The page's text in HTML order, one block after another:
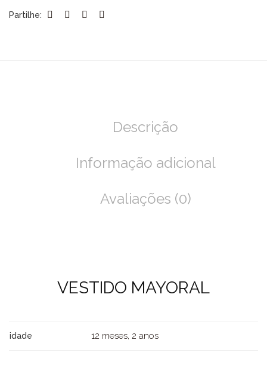
Partilhe:
Descrição
Informação adicional
Avaliações (0)
VESTIDO MAYORAL
idade 12 meses, 2 anos